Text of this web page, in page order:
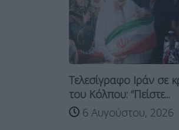
Τελεσίγραφο Ιράν σε
του Κόλπου: “Πείστε...
6 Αυγούστου, 2026